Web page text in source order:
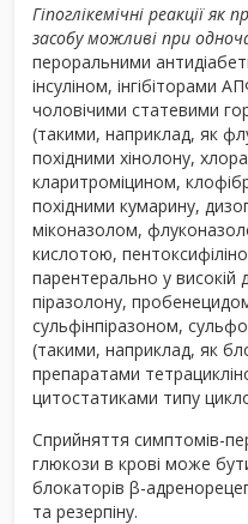
Гіпоглікемічні реакції як
засобу можливі при
пероральними
інсуліном, інгібіторами
чоловічими статевими
(такими, наприклад, як
похідними хінолону,
кларитроміцином,
похідними кумарину,
міконазолом,
кислотою,
парентерально у високій
піразолону,
сульфінпіразоном,
(такими, наприклад, як
препаратами
цитостатиками типу
Сприйняття симптомів-
глюкози в крові може
блокаторів β-
та резерпіну.